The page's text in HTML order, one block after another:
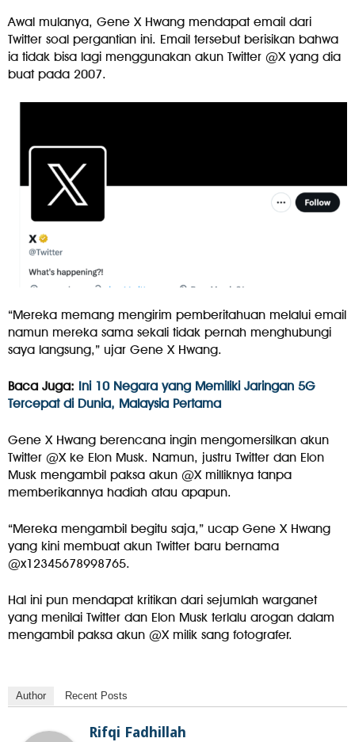
Awal mulanya, Gene X Hwang mendapat email dari
Twitter soal pergantian ini. Email tersebut berisikan bahwa
ia tidak bisa lagi menggunakan akun Twitter @X yang dia
buat pada 2007.
“Mereka memang mengirim pemberitahuan melalui email
namun mereka sama sekali tidak pernah menghubungi
saya langsung,” ujar Gene X Hwang.
Baca Juga: Ini 10 Negara yang Memiliki Jaringan 5G
Tercepat di Dunia, Malaysia Pertama
Gene X Hwang berencana ingin mengomersilkan akun
Twitter @X ke Elon Musk. Namun, justru Twitter dan Elon
Musk mengambil paksa akun @X milliknya tanpa
memberikannya hadiah atau apapun.
“Mereka mengambil begitu saja,” ucap Gene X Hwang
yang kini membuat akun Twitter baru bernama
@x12345678998765.
Hal ini pun mendapat kritikan dari sejumlah warganet
yang menilai Twitter dan Elon Musk terlalu arogan dalam
mengambil paksa akun @X milik sang fotografer.
Author Recent Posts
Rifqi Fadhillah